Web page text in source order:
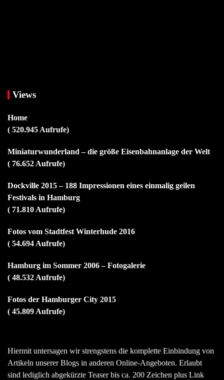
Views
Home
( 520.945 Aufrufe)
Miniaturwunderland – die größe Eisenbahnanlage der Welt
( 76.652 Aufrufe)
Dockville 2015 – 188 Impressionen eines einmalig geilen
Festivals in Hamburg
( 71.810 Aufrufe)
Fotos vom Stadtfest Winterhude 2016
( 54.694 Aufrufe)
Hamburg im Sommer 2006 – Fotogalerie
( 48.532 Aufrufe)
Fotos der Hamburger City 2015
( 45.809 Aufrufe)
Hiermit untersagen wir strengstens die komplette Einbindung von
Artikeln unserer Blogs in anderen Online-Angeboten. Erlaubt
sind lediglich abgekürzte Teaser bis ca. 200 Zeichen plus Link